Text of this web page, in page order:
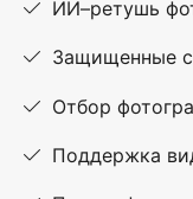
ИИ–ретушь
Защищенные
Отбор
Поддержка